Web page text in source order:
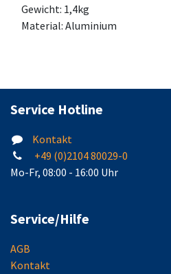
Gewicht: 1,4kg
Material: Aluminium
Service Hotline
Kontakt
+49 (0)2104 80029-0
Mo-Fr, 08:00 - 16:00 Uhr
Service/Hilfe
AGB
Kontakt